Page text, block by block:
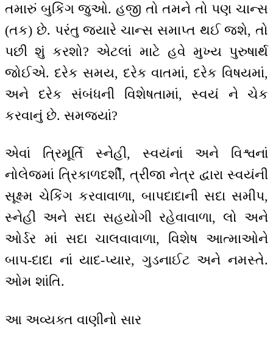
તમારું બુકિંગ જુઓ. હજી તો તમને તો પણ ચાન્સ
(તક) છે. પરંતુ જ્યારે ચાન્સ સમાપ્ત થઈ જશે, તો
પછી શું કરશો? એટલાં માટે હવે મુખ્ય પુરુષાર્થ
જોઈએ. દરેક સમય, દરેક વાતમાં, દરેક વિષયમાં,
અને દરેક સંબંધની વિશેષતામાં, સ્વયં ને ચેક
કરવાનું છે. સમજ્યાં?
એવાં ત્રિમૂર્તિ સ્નેહી, સ્વયંનાં અને વિશ્વનાં
નોલેજમાં ત્રિકાળદર્શી, ત્રીજા નેત્ર દ્વારા સ્વયંની
સૂક્ષ્મ ચેકિંગ કરવાવાળા, બાપદાદાની સદા સમીપ,
સ્નેહી અને સદા સહયોગી રહેવાવાળા, લો અને
ઓર્ડર માં સદા ચાલવાવાળા, વિશેષ આત્માઓને
બાપ-દાદા નાં યાદ-પ્યાર, ગુડનાઈટ અને નમસ્તે.
ઓમ શાંતિ.
આ અવ્યક્ત વાણીનો સાર